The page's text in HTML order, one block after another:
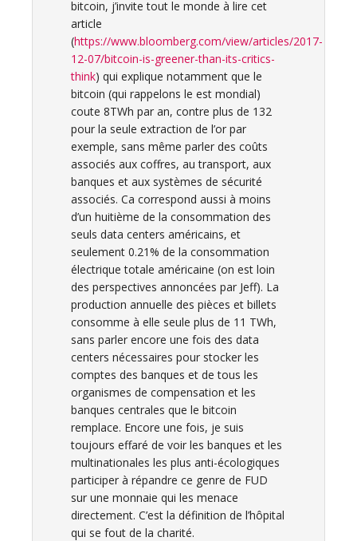
bitcoin, j’invite tout le monde à lire cet
article
(https://www.bloomberg.com/view/articles/2017-
12-07/bitcoin-is-greener-than-its-critics-
think) qui explique notamment que le
bitcoin (qui rappelons le est mondial)
coute 8TWh par an, contre plus de 132
pour la seule extraction de l’or par
exemple, sans même parler des coûts
associés aux coffres, au transport, aux
banques et aux systèmes de sécurité
associés. Ca correspond aussi à moins
d’un huitième de la consommation des
seuls data centers américains, et
seulement 0.21% de la consommation
électrique totale américaine (on est loin
des perspectives annoncées par Jeff). La
production annuelle des pièces et billets
consomme à elle seule plus de 11 TWh,
sans parler encore une fois des data
centers nécessaires pour stocker les
comptes des banques et de tous les
organismes de compensation et les
banques centrales que le bitcoin
remplace. Encore une fois, je suis
toujours effaré de voir les banques et les
multinationales les plus anti-écologiques
participer à répandre ce genre de FUD
sur une monnaie qui les menace
directement. C’est la définition de l’hôpital
qui se fout de la charité.